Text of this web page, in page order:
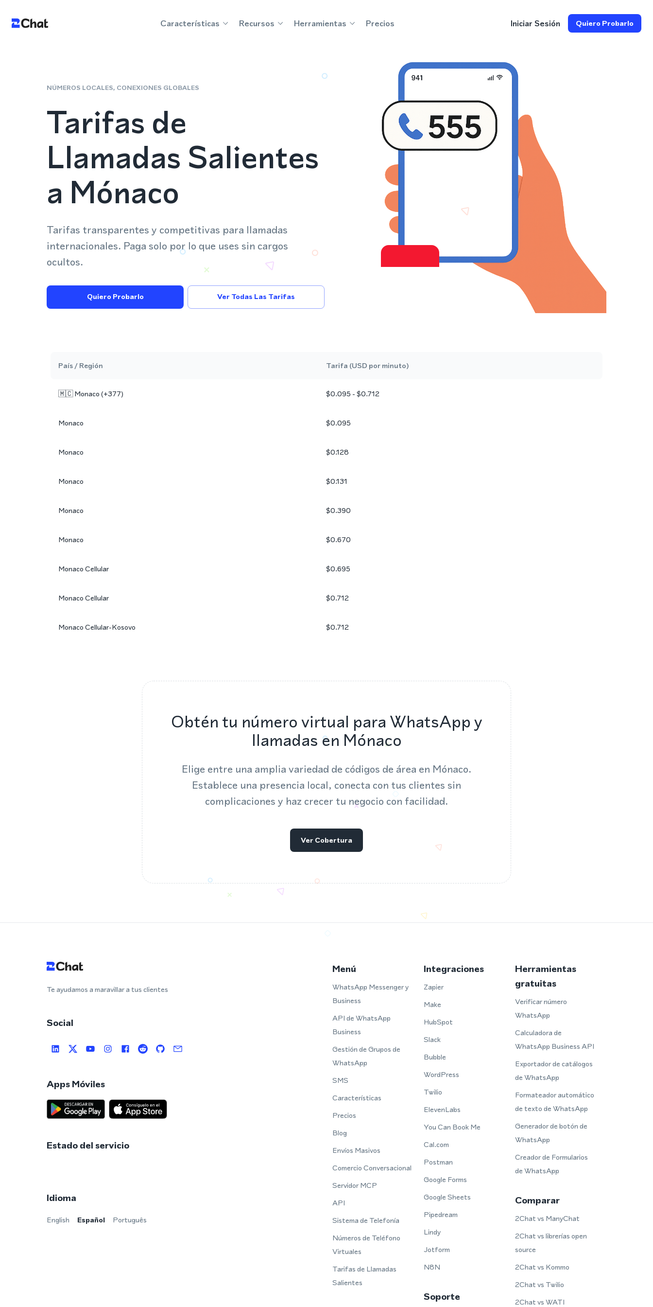
Características Recursos Herramientas Precios Iniciar Sesión Quiero Probarlo
NÚMEROS LOCALES, CONEXIONES GLOBALES
Tarifas de
Llamadas Salientes
a Mónaco
Tarifas transparentes y competitivas para llamadas
internacionales. Paga solo por lo que uses sin cargos
ocultos.
Quiero Probarlo Ver Todas Las Tarifas
País / Región Tarifa (USD por minuto)
🇲🇨Monaco(+377) $0.095 - $0.712
Monaco $0.095
Monaco $0.128
Monaco $0.131
Monaco $0.390
Monaco $0.670
Monaco Cellular $0.695
Monaco Cellular $0.712
Monaco Cellular-Kosovo $0.712
Obtén tu número virtual para WhatsApp y
llamadas en Mónaco
Elige entre una amplia variedad de códigos de área en Mónaco.
Establece una presencia local, conecta con tus clientes sin
complicaciones y haz crecer tu negocio con facilidad.
Ver Cobertura
Te ayudamos a maravillar a tus clientes
Social
Apps Móviles
Estado del servicio
Idioma
English Español Português
Menú
WhatsApp Messenger y
Business
API de WhatsApp
Business
Gestión de Grupos de
WhatsApp
SMS
Características
Precios
Blog
Envíos Masivos
Comercio Conversacional
Servidor MCP
API
Sistema de Telefonía
Números de Teléfono
Virtuales
Tarifas de Llamadas
Salientes
Integraciones
Zapier
Make
HubSpot
Slack
Bubble
WordPress
Twilio
ElevenLabs
You Can Book Me
Cal.com
Postman
Google Forms
Google Sheets
Pipedream
Lindy
Jotform
N8N
Herramientas
gratuitas
Verificar número
WhatsApp
Calculadora de
WhatsApp Business API
Exportador de catálogos
de WhatsApp
Formateador automático
de texto de WhatsApp
Generador de botón de
WhatsApp
Creador de Formularios
de WhatsApp
Comparar
2Chat vs ManyChat
2Chat vs librerías open
source
2Chat vs Kommo
2Chat vs Twilio
2Chat vs WATI
Soporte